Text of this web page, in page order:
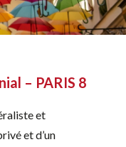
– PARIS 8
et
et d’un